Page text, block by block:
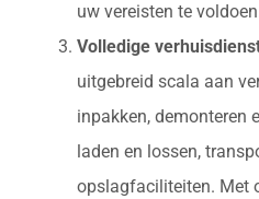
uw vereisten te
Volledige
uitgebreid scala aan
inpakken, demonteren
laden en lossen,
opslagfaciliteiten. Met